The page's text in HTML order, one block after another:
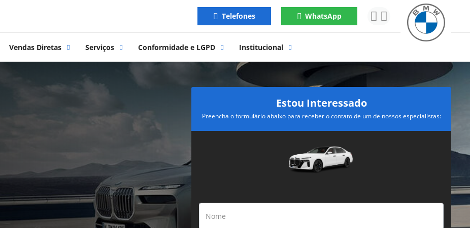
Telefones WhatsApp
Vendas Diretas Serviços Conformidade e LGPD Institucional
Estou Interessado
Preencha o formulário abaixo para receber o contato de um de nossos especialistas: